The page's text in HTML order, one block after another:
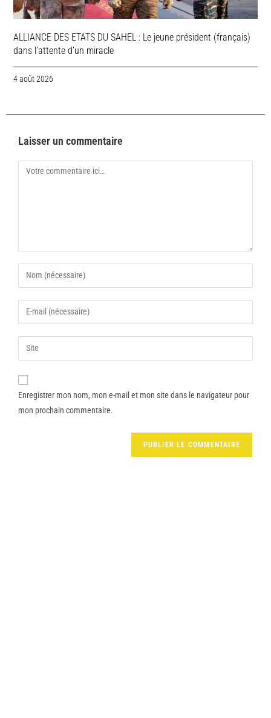
ALLIANCE DES ETATS DU SAHEL : Le jeune président (français)
dans l’attente d’un miracle
4 août 2026
Laisser un commentaire
Enregistrer mon nom, mon e-mail et mon site dans le navigateur pour
mon prochain commentaire.